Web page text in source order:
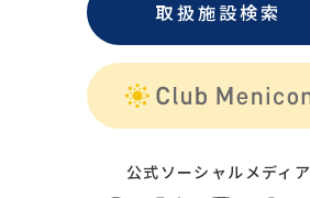
取扱施設検索
公式ソーシャルメディア